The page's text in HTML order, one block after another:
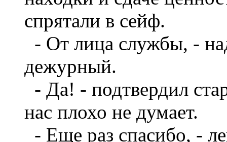
спрятали в сейф.
- От лица службы, -
дежурный.
- Да! - подтвердил
нас плохо не думает.
- Еще раз спасибо, -